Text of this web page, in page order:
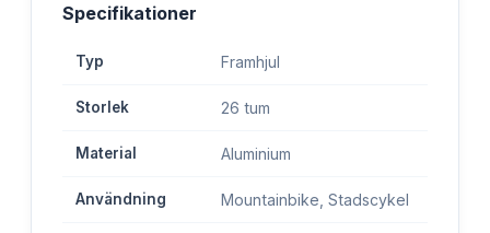
Specifikationer
Typ Framhjul
Storlek 26 tum
Material Aluminium
Användning Mountainbike, Stadscykel